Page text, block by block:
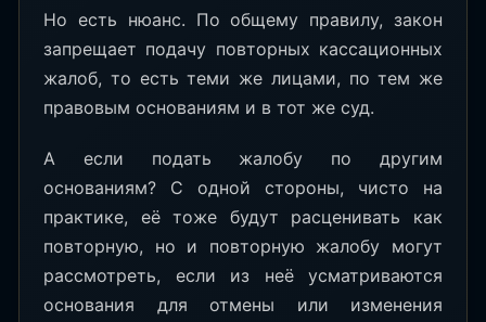
Но есть нюанс. По общему правилу, закон
запрещает подачу повторных кассационных
жалоб, то есть теми же лицами, по тем же
правовым основаниям и в тот же суд.
А если подать жалобу по другим
основаниям? С одной стороны, чисто на
практике, её тоже будут расценивать как
повторную, но и повторную жалобу могут
рассмотреть, если из неё усматриваются
основания для отмены или изменения